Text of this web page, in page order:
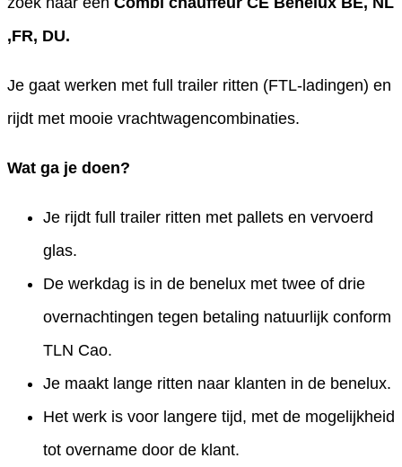
,FR, DU.
Je gaat werken met full trailer ritten (FTL-ladingen) en
rijdt met mooie vrachtwagencombinaties.
Wat ga je doen?
Je rijdt full trailer ritten met pallets en vervoerd
glas.
De werkdag is in de benelux met twee of drie
overnachtingen tegen betaling natuurlijk conform
TLN Cao.
Je maakt lange ritten naar klanten in de benelux.
Het werk is voor langere tijd, met de mogelijkheid
tot overname door de klant.